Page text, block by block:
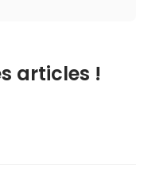
articles !